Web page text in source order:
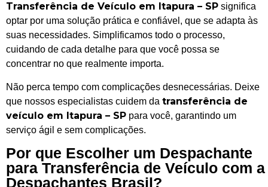
Transferência de Veículo em Itapura – SP significa
optar por uma solução prática e confiável, que se adapta às
suas necessidades. Simplificamos todo o processo,
cuidando de cada detalhe para que você possa se
concentrar no que realmente importa.
Não perca tempo com complicações desnecessárias. Deixe
que nossos especialistas cuidem da transferência de
veículo em Itapura – SP para você, garantindo um
serviço ágil e sem complicações.
Por que Escolher um Despachante
para Transferência de Veículo com a
Despachantes Brasil?